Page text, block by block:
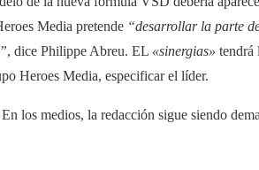
Media pretende “desarrollar la parte
, dice Philippe Abreu. EL «sinergias» tendrá
Heroes Media, especificar el líder.
En los medios, la redacción sigue siendo